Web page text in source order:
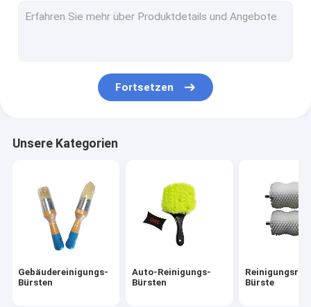
Reinigungs-Bürste der elektrischen Bohrmaschine
Edelstahl-Drahtbürsten
Lange Rohr-Reinigungs-Bürste
Fortsetzen
Unsere Kategorien
Gebäudereinigungs-
Bürsten
Auto-Reinigungs-
Bürsten
Bürste